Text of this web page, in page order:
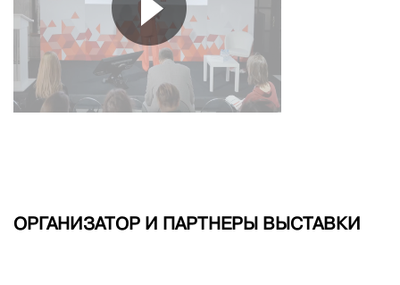
ОРГАНИЗАТОР И ПАРТНЕРЫ ВЫСТАВКИ